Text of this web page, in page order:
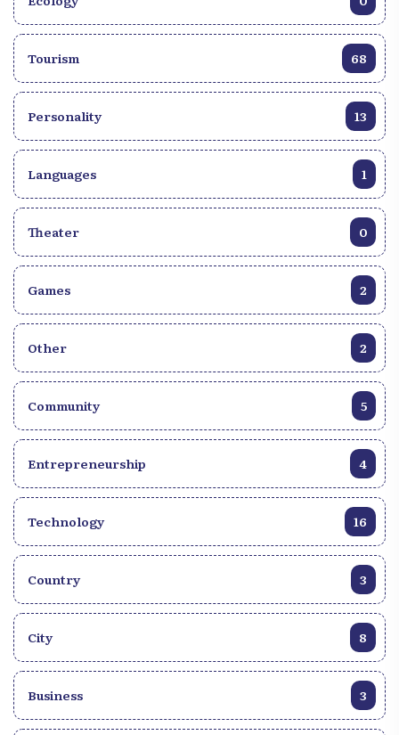
Tourism 68
Personality 13
Languages 1
Theater 0
Games 2
Other 2
Community 5
Entrepreneurship 4
Technology 16
Country 3
City 8
Business 3